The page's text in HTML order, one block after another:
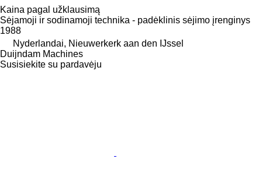
Kaina pagal užklausimą
Sėjamoji ir sodinamoji technika - padėklinis sėjimo įrenginys
1988
Nyderlandai, Nieuwerkerk aan den IJssel
Duijndam Machines
Susisiekite su pardavėju